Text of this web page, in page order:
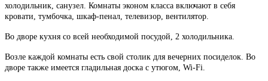
холодильник, санузел. Комнаты эконом класса включают в себя
кровати, тумбочка, шкаф-пенал, телевизор, вентилятор.
Во дворе кухня со всей необходимой посудой, 2 холодильника.
Возле каждой комнаты есть свой столик для вечерних посиделок. Во
дворе также имеется гладильная доска с утюгом, Wi-Fi.